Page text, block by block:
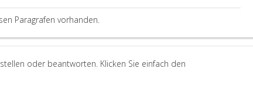
Paragrafen vorhanden.
oder beantworten. Klicken Sie einfach den